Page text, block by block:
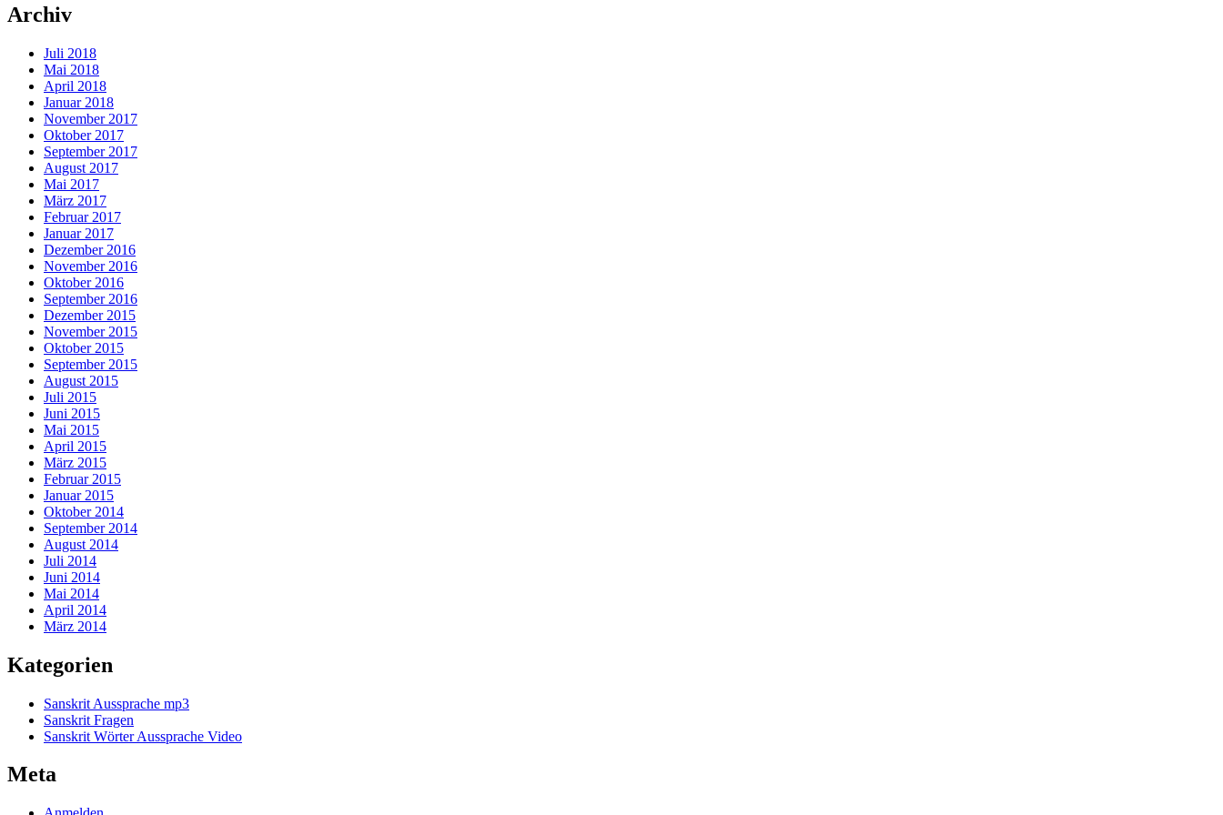
Archiv
Juli 2018
Mai 2018
April 2018
Januar 2018
November 2017
Oktober 2017
September 2017
August 2017
Mai 2017
März 2017
Februar 2017
Januar 2017
Dezember 2016
November 2016
Oktober 2016
September 2016
Dezember 2015
November 2015
Oktober 2015
September 2015
August 2015
Juli 2015
Juni 2015
Mai 2015
April 2015
März 2015
Februar 2015
Januar 2015
Oktober 2014
September 2014
August 2014
Juli 2014
Juni 2014
Mai 2014
April 2014
März 2014
Kategorien
Sanskrit Aussprache mp3
Sanskrit Fragen
Sanskrit Wörter Aussprache Video
Meta